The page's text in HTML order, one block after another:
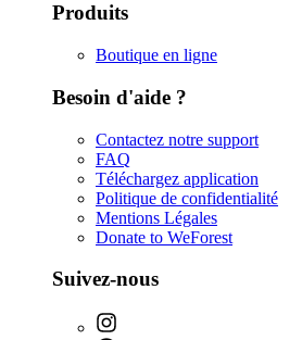
Produits
Boutique en ligne
Besoin d'aide ?
Contactez notre support
FAQ
Téléchargez application
Politique de confidentialité
Mentions Légales
Donate to WeForest
Suivez-nous